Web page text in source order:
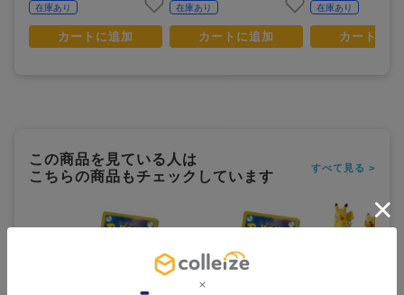
在庫あり
カートに追加
在庫あり
カートに追加
在庫あり
カートに
この商品を見ている人は
こちらの商品もチェックしています
すべて見る >